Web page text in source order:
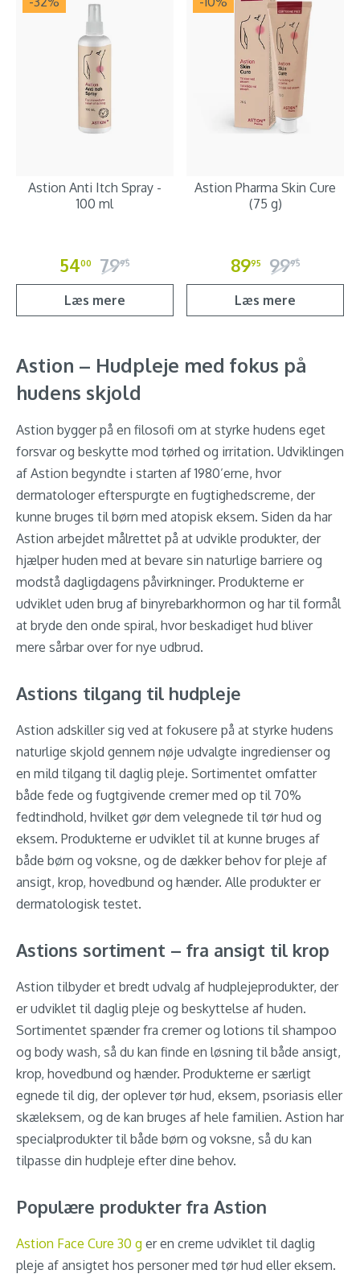
Astion Anti Itch Spray -
100 ml
5400 7995
Læs mere
Astion Pharma Skin Cure
(75 g)
8995 9995
Læs mere
Astion – Hudpleje med fokus på
hudens skjold
Astion bygger på en filosofi om at styrke hudens eget
forsvar og beskytte mod tørhed og irritation. Udviklingen
af Astion begyndte i starten af 1980’erne, hvor
dermatologer efterspurgte en fugtighedscreme, der
kunne bruges til børn med atopisk eksem. Siden da har
Astion arbejdet målrettet på at udvikle produkter, der
hjælper huden med at bevare sin naturlige barriere og
modstå dagligdagens påvirkninger. Produkterne er
udviklet uden brug af binyrebarkhormon og har til formål
at bryde den onde spiral, hvor beskadiget hud bliver
mere sårbar over for nye udbrud.
Astions tilgang til hudpleje
Astion adskiller sig ved at fokusere på at styrke hudens
naturlige skjold gennem nøje udvalgte ingredienser og
en mild tilgang til daglig pleje. Sortimentet omfatter
både fede og fugtgivende cremer med op til 70%
fedtindhold, hvilket gør dem velegnede til tør hud og
eksem. Produkterne er udviklet til at kunne bruges af
både børn og voksne, og de dækker behov for pleje af
ansigt, krop, hovedbund og hænder. Alle produkter er
dermatologisk testet.
Astions sortiment – fra ansigt til krop
Astion tilbyder et bredt udvalg af hudplejeprodukter, der
er udviklet til daglig pleje og beskyttelse af huden.
Sortimentet spænder fra cremer og lotions til shampoo
og body wash, så du kan finde en løsning til både ansigt,
krop, hovedbund og hænder. Produkterne er særligt
egnede til dig, der oplever tør hud, eksem, psoriasis eller
skæleksem, og de kan bruges af hele familien. Astion har
specialprodukter til både børn og voksne, så du kan
tilpasse din hudpleje efter dine behov.
Populære produkter fra Astion
Astion Face Cure 30 g er en creme udviklet til daglig
pleje af ansigtet hos personer med tør hud eller eksem.